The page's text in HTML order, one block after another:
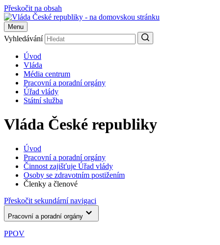
Přeskočit na obsah
Menu
Vyhledávání
Úvod
Vláda
Média centrum
Pracovní a poradní orgány
Úřad vlády
Státní služba
Vláda České republiky
Úvod
Pracovní a poradní orgány
Činnost zajišťuje Úřad vlády
Osoby se zdravotním postižením
Členky a členové
Přeskočit sekundární navigaci
Pracovní a poradní orgány
PPOV